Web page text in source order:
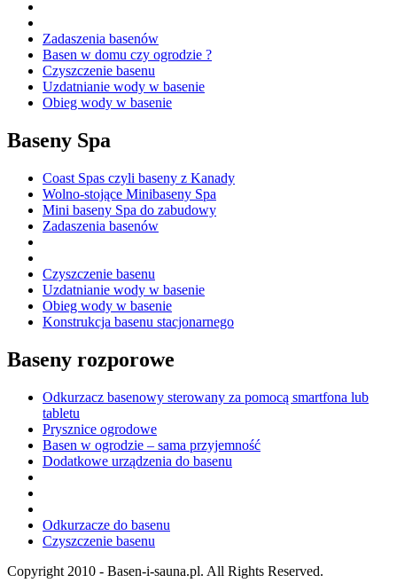
Zadaszenia basenów
Basen w domu czy ogrodzie ?
Czyszczenie basenu
Uzdatnianie wody w basenie
Obieg wody w basenie
Baseny Spa
Coast Spas czyli baseny z Kanady
Wolno-stojące Minibaseny Spa
Mini baseny Spa do zabudowy
Zadaszenia basenów
Czyszczenie basenu
Uzdatnianie wody w basenie
Obieg wody w basenie
Konstrukcja basenu stacjonarnego
Baseny rozporowe
Odkurzacz basenowy sterowany za pomocą smartfona lub
tabletu
Prysznice ogrodowe
Basen w ogrodzie – sama przyjemność
Dodatkowe urządzenia do basenu
Odkurzacze do basenu
Czyszczenie basenu
Copyright 2010 - Basen-i-sauna.pl. All Rights Reserved.